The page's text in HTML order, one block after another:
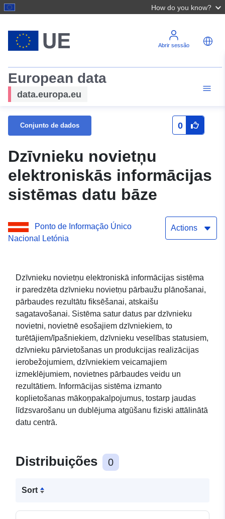
How do you know?
Abrir sessão
European data
data.europa.eu
Conjunto de dados 0
Dzīvnieku novietņu
elektroniskās informācijas
sistēmas datu bāze
Ponto de Informação Único
Nacional Letónia
Actions
Dzīvnieku novietņu elektroniskā informācijas sistēma
ir paredzēta dzīvnieku novietņu pārbaužu plānošanai,
pārbaudes rezultātu fiksēšanai, atskaišu
sagatavošanai. Sistēma satur datus par dzīvnieku
novietni, novietnē esošajiem dzīvniekiem, to
turētājiem/īpašniekiem, dzīvnieku veselības statusiem,
dzīvnieku pārvietošanas un produkcijas realizācijas
ierobežojumiem, dzīvniekiem veicamajiem
izmeklējumiem, novietnes pārbaudes veidu un
rezultātiem. Informācijas sistēma izmanto
koplietošanas mākoņpakalpojumus, tostarp jaudas
līdzsvarošanu un dublējuma atgūšanu fiziski attālinātā
datu centrā.
Distribuições 0
Sort